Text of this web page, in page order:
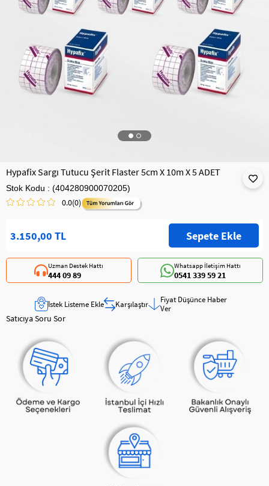
Hypafix Sargı Tutucu Şerit Flaster 5cm X 10m X 5 ADET
Stok Kodu (404280900070205)
0.0(0)
3.150,00 TL
Whatsapp İletişim Hattı
0541 339 59 21
Uzman Destek Hattı
444 09 89
İstek Listeme Ekle Karşılaştır
Fiyat Düşünce Haber
Ver
Satıcıya Soru Sor